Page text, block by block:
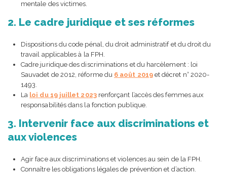
mentale des victimes.
2. Le cadre juridique et ses réformes
Dispositions du code pénal, du droit administratif et du droit du
travail applicables à la FPH.
Cadre juridique des discriminations et du harcèlement : loi
Sauvadet de 2012, réforme du 6 août 2019et décret n° 2020-
1493.
La loi du 19 juillet 2023renforçant l’accès des femmes aux
responsabilités dans la fonction publique.
3. Intervenir face aux discriminations et
aux violences
Agir face aux discriminations et violences au sein de la FPH.
Connaître les obligations légales de prévention et d’action.